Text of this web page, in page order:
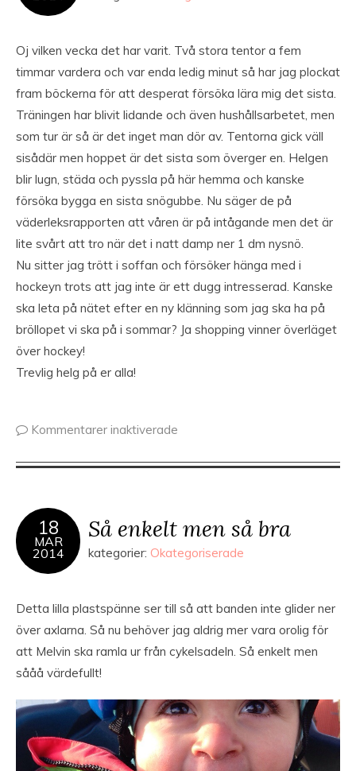
Oj vilken vecka det har varit. Två stora tentor a fem
timmar vardera och var enda ledig minut så har jag plockat
fram böckerna för att desperat försöka lära mig det sista.
Träningen har blivit lidande och även hushållsarbetet, men
som tur är så är det inget man dör av. Tentorna gick väll
sisådär men hoppet är det sista som överger en. Helgen
blir lugn, städa och pyssla på här hemma och kanske
försöka bygga en sista snögubbe. Nu säger de på
väderleksrapporten att våren är på intågande men det är
lite svårt att tro när det i natt damp ner 1 dm nysnö.
Nu sitter jag trött i soffan och försöker hänga med i
hockeyn trots att jag inte är ett dugg intresserad. Kanske
ska leta på nätet efter en ny klänning som jag ska ha på
bröllopet vi ska på i sommar? Ja shopping vinner överläget
över hockey!
Trevlig helg på er alla!
Kommentarer inaktiverade
18
MAR
2014
Så enkelt men så bra
kategorier: Okategoriserade
Detta lilla plastspänne ser till så att banden inte glider ner
över axlarna. Så nu behöver jag aldrig mer vara orolig för
att Melvin ska ramla ur från cykelsadeln. Så enkelt men
sååå värdefullt!